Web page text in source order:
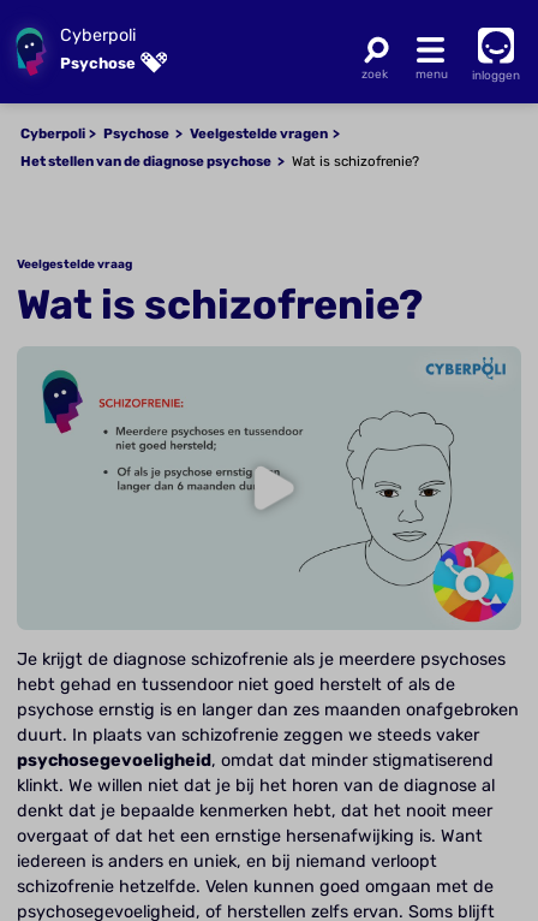
Cyberpoli
Psychose
inloggen
Cyberpoli Psychose
Veelgestelde vragen
Het stellen van de diagnose psychose
Wat is schizofrenie?
Veelgestelde vraag
Wat is schizofrenie?
Je krijgt de diagnose schizofrenie als je meerdere psychoses
hebt gehad en tussendoor niet goed herstelt of als de
psychose ernstig is en langer dan zes maanden onafgebroken
duurt. In plaats van schizofrenie zeggen we steeds vaker
psychosegevoeligheid, omdat dat minder stigmatiserend
klinkt. We willen niet dat je bij het horen van de diagnose al
denkt dat je bepaalde kenmerken hebt, dat het nooit meer
overgaat of dat het een ernstige hersenafwijking is. Want
iedereen is anders en uniek, en bij niemand verloopt
schizofrenie hetzelfde. Velen kunnen goed omgaan met de
psychosegevoeligheid, of herstellen zelfs ervan. Soms blijft